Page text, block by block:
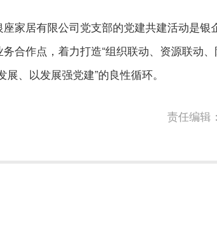
居有限公司党支部的党建共建活动是银
合作点，着力打造“组织联动、资源联动
、以发展强党建”的良性循环。
责任编辑